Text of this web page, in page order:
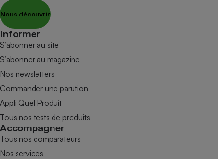
Nous découvrir
Informer
S’abonner au site
S’abonner au magazine
Nos newsletters
Commander une parution
Appli Quel Produit
Tous nos tests de produits
Accompagner
Tous nos comparateurs
Nos services